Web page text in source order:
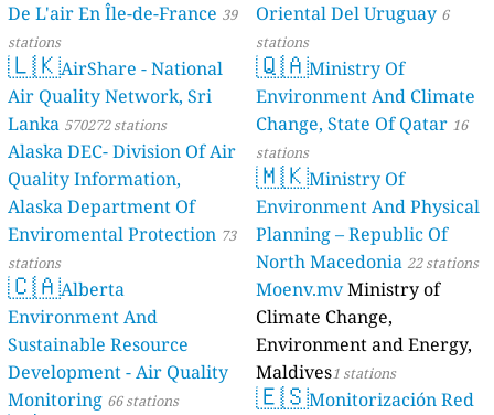
De L'air En Île-de-France 39
stations
🇱🇰AirShare - National
Air Quality Network, Sri
Lanka 570272 stations
Alaska DEC- Division Of Air
Quality Information,
Alaska Department Of
Enviromental Protection 73
stations
🇨🇦Alberta
Environment And
Sustainable Resource
Development - Air Quality
Monitoring 66 stations
Oriental Del Uruguay 6
stations
🇶🇦Ministry Of
Environment And Climate
Change, State Of Qatar 16
stations
🇲🇰Ministry Of
Environment And Physical
Planning – Republic Of
North Macedonia 22 stations
Moenv.mvMinistry of
Climate Change,
Environment and Energy,
Maldives1 stations
🇪🇸Monitorización Red